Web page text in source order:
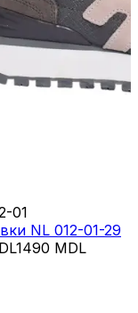
01
NL 012-01-29
1490 MDL